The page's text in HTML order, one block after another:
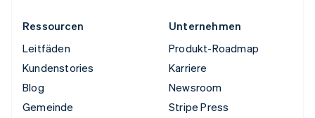
Ressourcen
Leitfäden
Kundenstories
Blog
Gemeinde
Unternehmen
Produkt-Roadmap
Karriere
Newsroom
Stripe Press